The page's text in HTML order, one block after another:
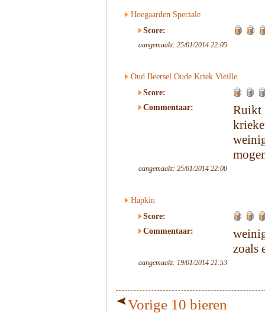
Hoegaarden Speciale
Score:
aangemaakt: 25/01/2014 22:05
Oud Beersel Oude Kriek Vieille
Score:
Commentaar:
aangemaakt: 25/01/2014 22:00
Hapkin
Score:
Commentaar:
zoals
aangemaakt: 19/01/2014 21:53
Vorige 10 bieren